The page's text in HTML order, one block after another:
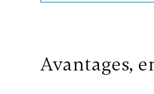
Avantages,